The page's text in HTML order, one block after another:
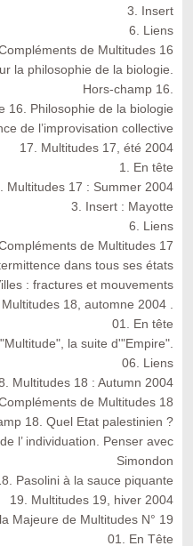
3. Insert
6. Liens
de Multitudes 16
la philosophie de la biologie.
Hors-champ 16.
16. Philosophie de la biologie
de l’improvisation collective
17. Multitudes 17, été 2004
1. En tête
Multitudes 17 : Summer 2004
3. Insert : Mayotte
6. Liens
de Multitudes 17
dans tous ses états
: fractures et mouvements
18, automne 2004 .
01. En tête
la suite d'"Empire".
06. Liens
Multitudes 18 : Autumn 2004
de Multitudes 18
18. Quel Etat palestinien ?
l’ individuation. Penser avec
Simondon
Pasolini à la sauce piquante
19. Multitudes 19, hiver 2004
Majeure de Multitudes N° 19
01. En Tête